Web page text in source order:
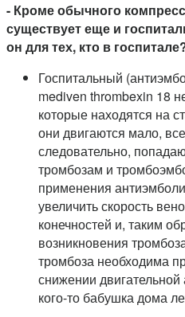
- Кроме обычного
существует еще и
он для тех, кто в
Госпитальный
mediven thrombexin 18
которые находятся на
они двигаются мало,
следовательно,
тромбозам и
применения
увеличить скорость
конечностей и, таким
возникновения
тромбоза необходима
снижении
кого-то бабушка дома